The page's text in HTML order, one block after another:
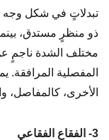
تبدلاتٍ في شكل وجه
ذو منظرٍ مستدق،
مختلف الشدة ناجمٍ
المفصلية
الأخرى، كالمفاصل،
3- الفقاع الفقاعي